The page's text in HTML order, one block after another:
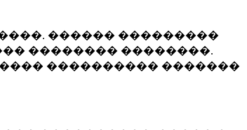
������ ���������
�������� ��������.
���������� �������